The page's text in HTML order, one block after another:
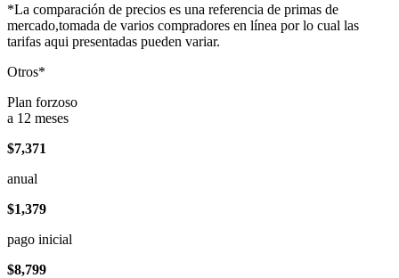
*La comparación de precios es una referencia de primas de
mercado,tomada de varios compradores en línea por lo cual las
tarifas aqui presentadas pueden variar.
Otros*
Plan forzoso
a 12 meses
$7,371
anual
$1,379
pago inicial
$8,799